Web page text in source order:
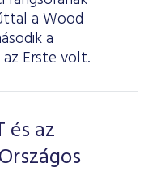
a Wood
a
Erste volt.
és az